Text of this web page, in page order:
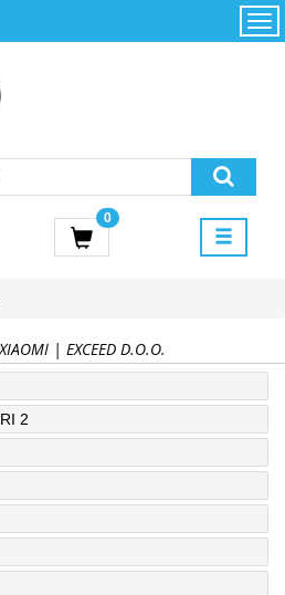
0
Početna
korišćenja i
PoweredByAsus
| EXCEED D.O.O.
2